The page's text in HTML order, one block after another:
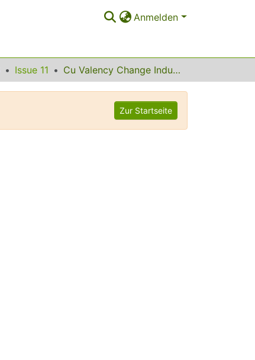
Anmelden
Issue 11 Cu Valency Change Induced by O Doping in YBCO
Zur Startseite